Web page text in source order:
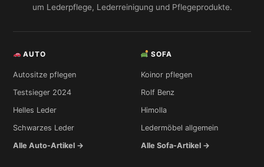
um Lederpflege, Lederreinigung und Pflegeprodukte.
AUTO
Autositze pflegen
Testsieger 2024
Helles Leder
Schwarzes Leder
Alle Auto-Artikel →
SOFA
Koinor pflegen
Rolf Benz
Himolla
Ledermöbel allgemein
Alle Sofa-Artikel →